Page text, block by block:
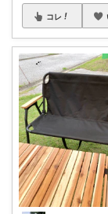
コレ